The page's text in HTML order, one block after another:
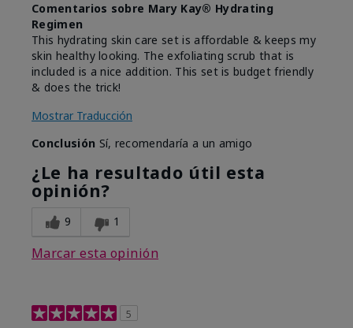
Comentarios sobre Mary Kay® Hydrating
Regimen
This hydrating skin care set is affordable & keeps my
skin healthy looking. The exfoliating scrub that is
included is a nice addition. This set is budget friendly
& does the trick!
Mostrar Traducción
Conclusión Sí, recomendaría a un amigo
¿Le ha resultado útil esta
opinión?
9 1
Marcar esta opinión
5